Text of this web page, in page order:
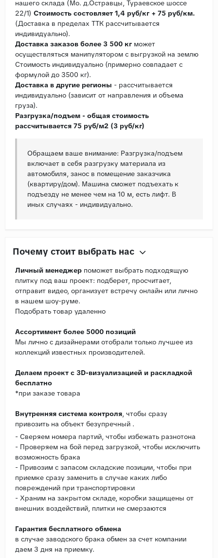
нашего склада (Мо. д.Остравцы, Тураевское шоссе
22/1) Стоимость состовляет 1,4 руб/кг + 75 руб/км.
(Доставка в пределах ТТК рассчитывается
индивидуально).
Доставка заказов более 3 500 кг может
осуществляться манипулятором с выгрузкой на землю
Стоимость индивидуально (примерно совпадает с
формулой до 3500 кг).
Доставка в другие регионы - рассчитывается
индивидуально (зависит от направления и объема
груза).
Разгрузка/подъем - общая стоимость
рассчитывается 75 руб/м2 (3 руб/кг)
Обращаем ваше внимание: Разгрузка/подъем
включает в себя разгрузку материала из
автомобиля, занос в помещение заказчика
(квартиру/дом). Машина сможет подъехать к
подъезду не менее чем на 10 м, есть лифт. В
иных случаях - индивидуально.
Почему стоит выбрать нас
Личный менеджер поможет выбрать подходящую
плитку под ваш проект: подберет, просчитает,
отправит видео, организует встречу онлайн или лично
в нашем шоу-руме.
Подобрать товар удаленно
Ассортимент более 5000 позиций
Мы лично с дизайнерами отобрали только лучшее из
коллекций известных производителей.
Делаем проект с 3D-визуализацией и раскладкой
бесплатно
*при заказе товара
Внутренняя система контроля , чтобы сразу
привозить на объект безупречный .
- Сверяем номера партий, чтобы избежать разнотона
- Проверяем на бой перед загрузкой, чтобы исключить
возможность брака
- Привозим с запасом складские позиции, чтобы при
приемке сразу заменить в случае каких либо
повреждений при транспортировки
- Храним на закрытом складе, коробки защищены от
внешних воздействий, плитки не смерзаются
Гарантия бесплатного обмена
в случае заводского брака обмен за счет компании
даем 3 дня на приемку.